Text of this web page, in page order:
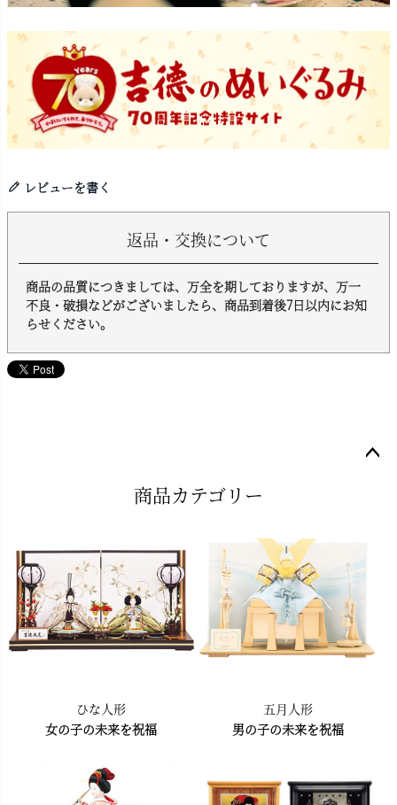
レビューを書く
返品・交換について
商品の品質につきましては、万全を期しておりますが、万一
不良・破損などがございましたら、商品到着後7日以内にお知
らせください。
商品カテゴリー
ひな人形
女の子の未来を祝福
五月人形
男の子の未来を祝福